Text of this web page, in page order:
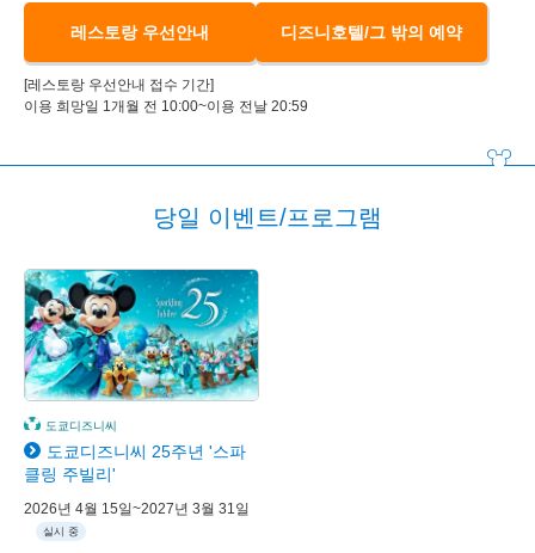
레스토랑 우선안내 디즈니호텔/그 밖의 예약
[레스토랑 우선안내 접수 기간]
이용 희망일 1개월 전 10:00~이용 전날 20:59
당일 이벤트/프로그램
도쿄디즈니씨
도쿄디즈니씨 25주년 '스파
클링 주빌리'
2026년 4월 15일~2027년 3월 31일
실시 중